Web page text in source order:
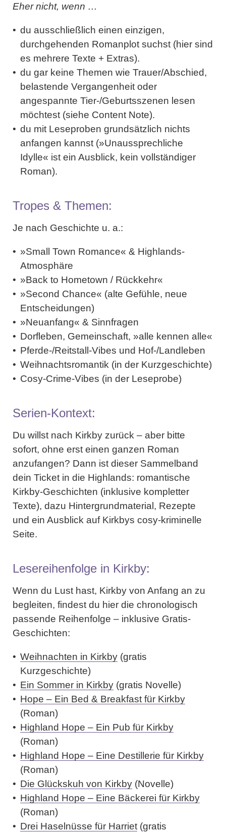
Eher nicht, wenn …
du ausschließlich einen einzigen,
durchgehenden Romanplot suchst (hier sind
es mehrere Texte + Extras).
du gar keine Themen wie Trauer/Abschied,
belastende Vergangenheit oder
angespannte Tier-/Geburtsszenen lesen
möchtest (siehe Content Note).
du mit Leseproben grundsätzlich nichts
anfangen kannst (»Unaussprechliche
Idylle« ist ein Ausblick, kein vollständiger
Roman).
Tropes & Themen:
Je nach Geschichte u. a.:
»Small Town Romance« & Highlands-
Atmosphäre
»Back to Hometown / Rückkehr«
»Second Chance« (alte Gefühle, neue
Entscheidungen)
»Neuanfang« & Sinnfragen
Dorfleben, Gemeinschaft, »alle kennen alle«
Pferde-/Reitstall-Vibes und Hof-/Landleben
Weihnachtsromantik (in der Kurzgeschichte)
Cosy-Crime-Vibes (in der Leseprobe)
Serien-Kontext:
Du willst nach Kirkby zurück – aber bitte
sofort, ohne erst einen ganzen Roman
anzufangen? Dann ist dieser Sammelband
dein Ticket in die Highlands: romantische
Kirkby-Geschichten (inklusive kompletter
Texte), dazu Hintergrundmaterial, Rezepte
und ein Ausblick auf Kirkbys cosy-kriminelle
Seite.
Lesereihenfolge in Kirkby:
Wenn du Lust hast, Kirkby von Anfang an zu
begleiten, findest du hier die chronologisch
passende Reihenfolge – inklusive Gratis-
Geschichten:
Weihnachten in Kirkby (gratis
Kurzgeschichte)
Ein Sommer in Kirkby (gratis Novelle)
Hope – Ein Bed & Breakfast für Kirkby
(Roman)
Highland Hope – Ein Pub für Kirkby
(Roman)
Highland Hope – Eine Destillerie für Kirkby
(Roman)
Die Glückskuh von Kirkby (Novelle)
Highland Hope – Eine Bäckerei für Kirkby
(Roman)
Drei Haselnüsse für Harriet (gratis